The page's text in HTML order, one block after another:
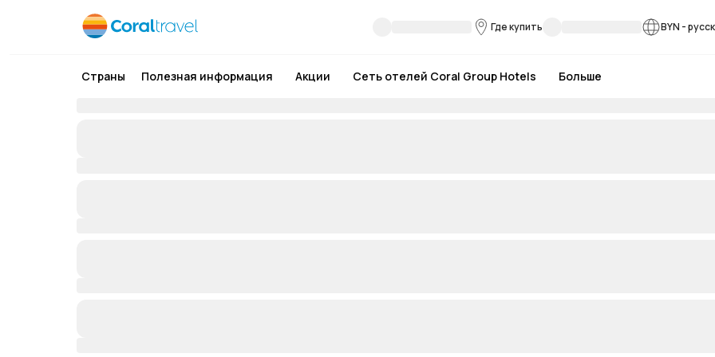
Где купить BYN -
Страны Полезная информация Акции Сеть отелей Coral Group Hotels Больше